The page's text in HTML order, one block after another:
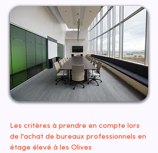
Les critères à prendre en compte lors
de l'achat de bureaux professionnels en
étage élevé à les Olives